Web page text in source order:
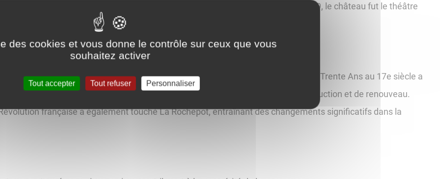
Moyen Âge, puis une résidence seigneuriale élégante à la Renaissance. En 1479, le château fut le théâtre
le Téméraire et le roi Louis XI de France.
du commerce florissant des vins de Bourgogne. Cependant, la guerre de Trente Ans au 17e siècle a
pendant les conflits. Au 18e siècle, la commune a connu une période de reconstruction et de renouveau.
française a également touché La Rochepot, entraînant des changements significatifs dans la
des cookies et vous donne le contrôle sur ceux que vous
souhaitez activer
Tout accepter Tout refuser Personnaliser